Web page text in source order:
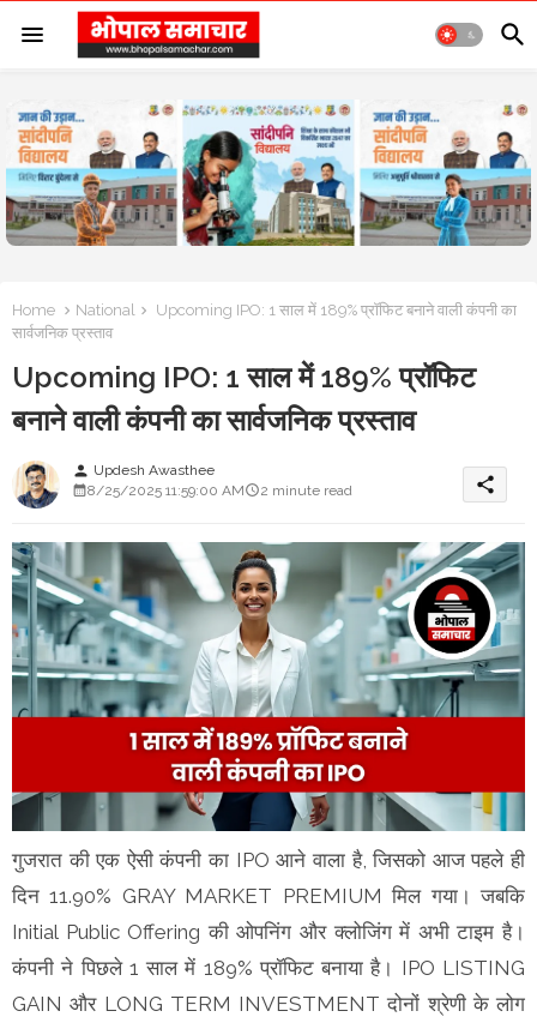
Home National
Upcoming IPO: 1 साल में 189% प्रॉफिट बनाने वाली कंपनी का
सार्वजनिक प्रस्ताव
Upcoming IPO: 1 साल में 189% प्रॉफिट
बनाने वाली कंपनी का सार्वजनिक प्रस्ताव
person Updesh Awasthee
8/25/2025 11:59:00 AM
2 minute read share
गुजरात की एक ऐसी कंपनी का IPO आने वाला है, जिसको आज पहले ही
दिन 11.90% GRAY MARKET PREMIUM मिल गया। जबकि
Initial Public Offering की ओपनिंग और क्लोजिंग में अभी टाइम है।
कंपनी ने पिछले 1 साल में 189% प्रॉफिट बनाया है। IPO LISTING
GAIN और LONG TERM INVESTMENT दोनों श्रेणी के लोग